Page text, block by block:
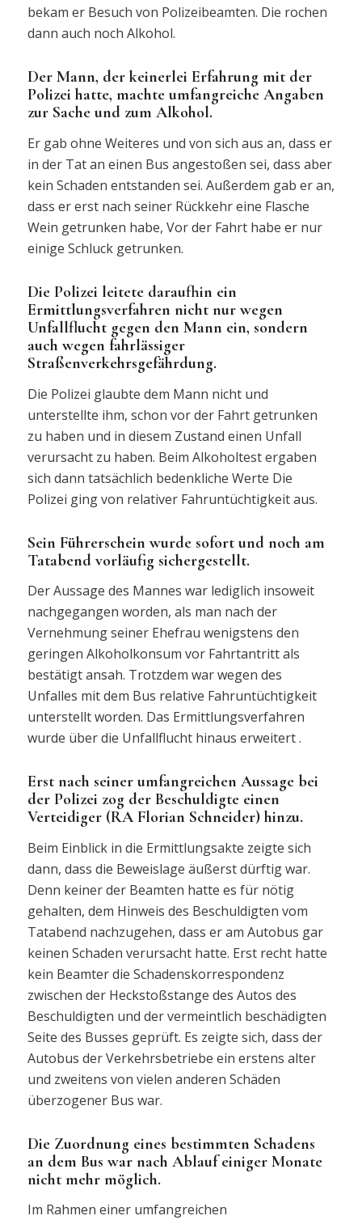
bekam er Besuch von Polizeibeamten. Die rochen
dann auch noch Alkohol.
Der Mann, der keinerlei Erfahrung mit der
Polizei hatte, machte umfangreiche Angaben
zur Sache und zum Alkohol.
Er gab ohne Weiteres und von sich aus an, dass er
in der Tat an einen Bus angestoßen sei, dass aber
kein Schaden entstanden sei. Außerdem gab er an,
dass er erst nach seiner Rückkehr eine Flasche
Wein getrunken habe, Vor der Fahrt habe er nur
einige Schluck getrunken.
Die Polizei leitete daraufhin ein
Ermittlungsverfahren nicht nur wegen
Unfallflucht gegen den Mann ein, sondern
auch wegen fahrlässiger
Straßenverkehrsgefährdung.
Die Polizei glaubte dem Mann nicht und
unterstellte ihm, schon vor der Fahrt getrunken
zu haben und in diesem Zustand einen Unfall
verursacht zu haben. Beim Alkoholtest ergaben
sich dann tatsächlich bedenkliche Werte Die
Polizei ging von relativer Fahruntüchtigkeit aus.
Sein Führerschein wurde sofort und noch am
Tatabend vorläufig sichergestellt.
Der Aussage des Mannes war lediglich insoweit
nachgegangen worden, als man nach der
Vernehmung seiner Ehefrau wenigstens den
geringen Alkoholkonsum vor Fahrtantritt als
bestätigt ansah. Trotzdem war wegen des
Unfalles mit dem Bus relative Fahruntüchtigkeit
unterstellt worden. Das Ermittlungsverfahren
wurde über die Unfallflucht hinaus erweitert .
Erst nach seiner umfangreichen Aussage bei
der Polizei zog der Beschuldigte einen
Verteidiger (RA Florian Schneider) hinzu.
Beim Einblick in die Ermittlungsakte zeigte sich
dann, dass die Beweislage äußerst dürftig war.
Denn keiner der Beamten hatte es für nötig
gehalten, dem Hinweis des Beschuldigten vom
Tatabend nachzugehen, dass er am Autobus gar
keinen Schaden verursacht hatte. Erst recht hatte
kein Beamter die Schadenskorrespondenz
zwischen der Heckstoßstange des Autos des
Beschuldigten und der vermeintlich beschädigten
Seite des Busses geprüft. Es zeigte sich, dass der
Autobus der Verkehrsbetriebe ein erstens alter
und zweitens von vielen anderen Schäden
überzogener Bus war.
Die Zuordnung eines bestimmten Schadens
an dem Bus war nach Ablauf einiger Monate
nicht mehr möglich.
Im Rahmen einer umfangreichen